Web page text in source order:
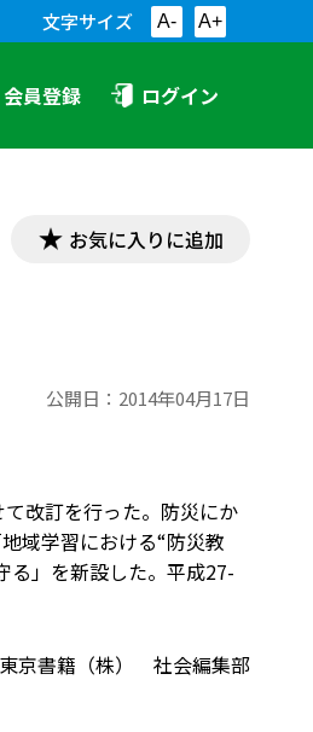
文字サイズ A- A+
会員登録 ログイン
お気に入りに追加
公開日： 2014年04月17日
改訂を行った。防災にか
域学習における“防災教
る」を新設した。平成27-
東京書籍（株） 社会編集部